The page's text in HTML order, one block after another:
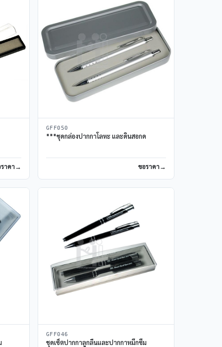
าคา
GFF050
***ชุดกล่องปากกาโลหะ และดินสอกด
ขอราคา
GFF046
ชุดเซ็ตปากกาลูกลื่นและปากกาหมึกซึม